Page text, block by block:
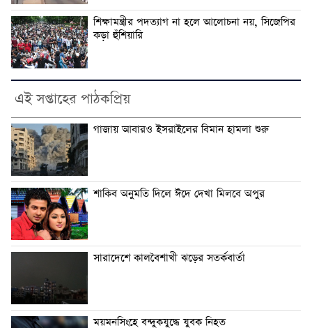
শিক্ষামন্ত্রীর পদত্যাগ না হলে আলোচনা নয়, সিজেপির
কড়া হুঁশিয়ারি
এই সপ্তাহের পাঠকপ্রিয়
গাজায় আবারও ইসরাইলের বিমান হামলা শুরু
শাকিব অনুমতি দিলে ঈদে দেখা মিলবে অপুর
সারাদেশে কালবৈশাখী ঝড়ের সতর্কবার্তা
ময়মনসিংহে বন্দুকযুদ্ধে যুবক নিহত